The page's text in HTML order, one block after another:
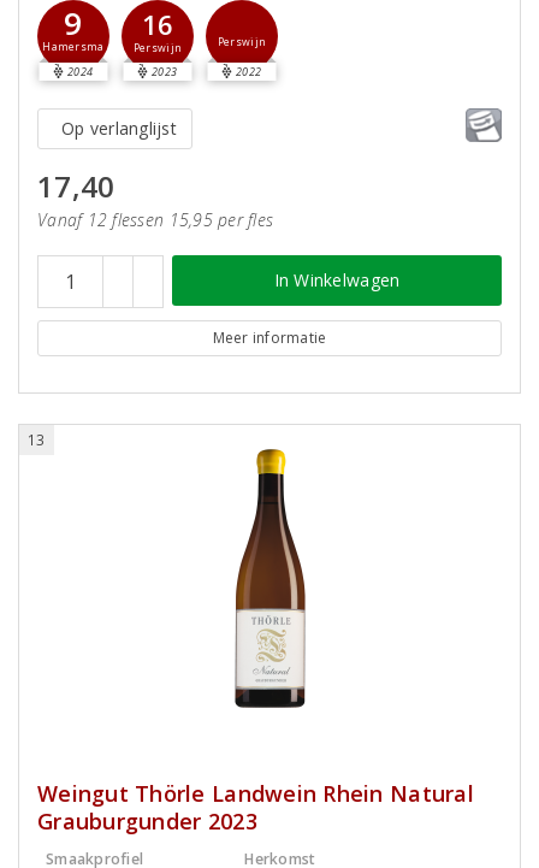
9
Hamersma
2024
16
Perswijn
2023
Perswijn
2022
Op verlanglijst
17,40
Vanaf 12 flessen 15,95 per fles
In Winkelwagen
Meer informatie
13
Weingut Thörle Landwein Rhein Natural
Grauburgunder 2023
Smaakprofiel Herkomst